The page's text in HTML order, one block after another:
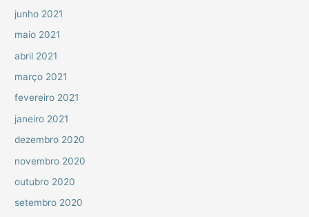
junho 2021
maio 2021
abril 2021
março 2021
fevereiro 2021
janeiro 2021
dezembro 2020
novembro 2020
outubro 2020
setembro 2020